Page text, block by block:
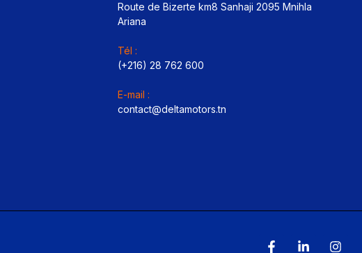
Route de Bizerte km8 Sanhaji 2095 Mnihla
Ariana
Tél :
(+216) 28 762 600
E-mail :
contact@deltamotors.tn